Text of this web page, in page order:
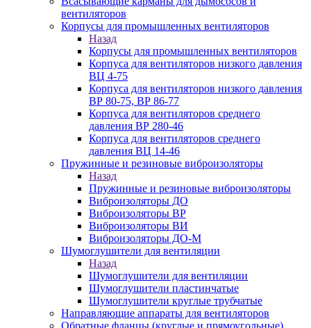
вентиляторов
Корпусы для промышленных вентиляторов
Назад
Корпусы для промышленных вентиляторов
Корпуса для вентиляторов низкого давления
ВЦ 4-75
Корпуса для вентиляторов низкого давления
ВР 80-75, ВР 86-77
Корпуса для вентиляторов среднего
давления ВР 280-46
Корпуса для вентиляторов среднего
давления ВЦ 14-46
Пружинные и резиновые виброизоляторы
Назад
Пружинные и резиновые виброизоляторы
Виброизоляторы ДО
Виброизоляторы ВР
Виброизоляторы ВИ
Виброизоляторы ДО-М
Шумоглушители для вентиляции
Назад
Шумоглушители для вентиляции
Шумоглушители пластинчатые
Шумоглушители круглые трубчатые
Направляющие аппараты для вентиляторов
Обратные фланцы (круглые и прямоугольные)